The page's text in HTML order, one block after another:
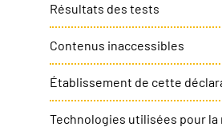
Résultats des tests
Contenus inaccessibles
Établissement de cette
Technologies utilisées pour